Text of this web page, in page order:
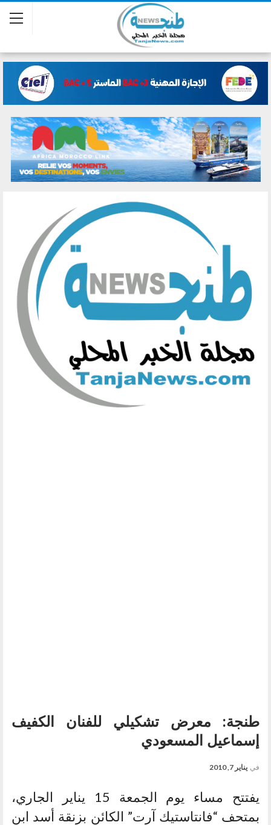
طنجة: معرض تشكيلي للفنان الكفيف
إسماعيل المسعودي
في يناير 7, 2010
يفتتح مساء يوم الجمعة 15 يناير الجاري،
بمتحف “فانتاستيك آرت” الكائن بزنقة أسد ابن